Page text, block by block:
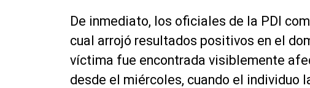
De inmediato, los oficiales de la PDI
cual arrojó resultados positivos en el
víctima fue encontrada visiblemente
desde el miércoles, cuando el individuo